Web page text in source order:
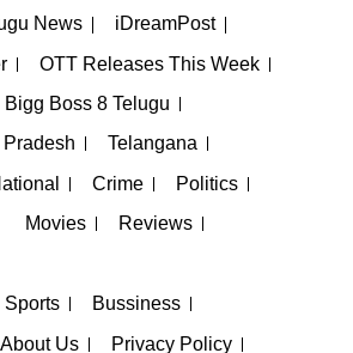
News
iDreamPost
OTT Releases This Week
Bigg Boss 8 Telugu
Telangana
Crime Politics
Movies
Reviews
Sports Bussiness
About Us Privacy Policy